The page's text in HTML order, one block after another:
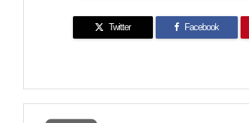
Twitter Facebook